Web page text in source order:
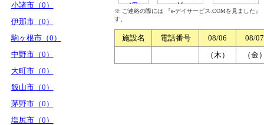
小諸市（0）
伊那市（0）
駒ヶ根市（0）
中野市（0）
大町市（0）
飯山市（0）
茅野市（0）
塩尻市（0）
※ ご連絡の際には 『e-デイサービス.COMを見ました
す。
施設名 電話番号 08/06
08/07
（木）
（金